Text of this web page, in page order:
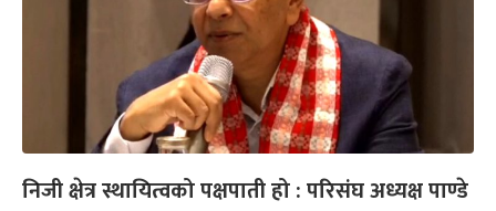
निजी क्षेत्र स्थायित्वको पक्षपाती हो : परिसंघ अध्यक्ष पाण्डे